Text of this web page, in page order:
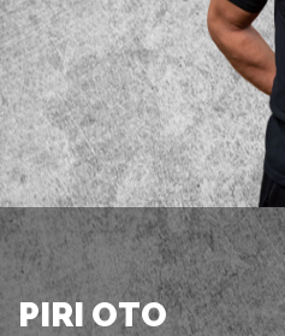
PIRI OTO